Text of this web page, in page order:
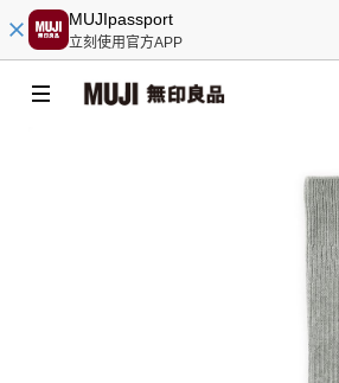
MUJIpassport
立刻使用官方APP